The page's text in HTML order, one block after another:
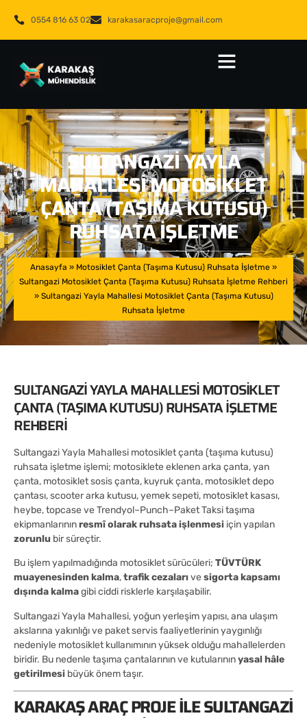
0554 816 63 02 karakasaracproje@gmail.com
SULTANGAZI YAYLA
MAHALLESI MOTOSIKLET
ÇANTA (TAŞIMA KUTUSU)
RUHSATA İŞLETME
Anasayfa » Motosiklet Çanta (Taşıma Kutusu) Ruhsata İşletme »
Sultangazi Motosiklet Çanta (Taşıma Kutusu) Ruhsata İşletme Rehberi
» Sultangazi Yayla Mahallesi Motosiklet Çanta (Taşıma Kutusu)
Ruhsata İşletme
SULTANGAZI YAYLA MAHALLESI MOTOSIKLET
ÇANTA (TAŞIMA KUTUSU) RUHSATA İŞLETME
REHBERI
Sultangazi Yayla Mahallesi motosiklet çanta (taşıma kutusu)
ruhsata işletme işlemi; motosiklete eklenen arka çanta, yan
çanta, motosiklet sosis çanta, kuyruk çanta, motosiklet depo
çantası, scooter arka kutusu, yemek sepeti, motosiklet kasası,
heybe, topcase ve Trendyol–Punch–Paket Taksi taşıma
ekipmanlarınınresmî olarak ruhsata işlenmesi için yapılan
zorunlu bir süreçtir.
Bu işlem yapılmadığında motosiklet sürücüleri; TÜVTÜRK
muayenesinden kalma,trafik cezalarıvesigorta kapsamı
dışında kalmagibi ciddi risklerle karşılaşabilir.
Sultangazi Yayla Mahallesi, yoğun yerleşim yapısı, ana ulaşım
akslarına yakınlığı ve paket servis faaliyetlerinin yaygınlığı
nedeniyle motosiklet kullanımının yüksek olduğu mahallelerden
biridir. Bu nedenle taşıma çantalarının ve kutularınınyasal hâle
getirilmesi büyük önem taşır.
KARAKAŞ ARAÇ PROJE ILE SULTANGAZI